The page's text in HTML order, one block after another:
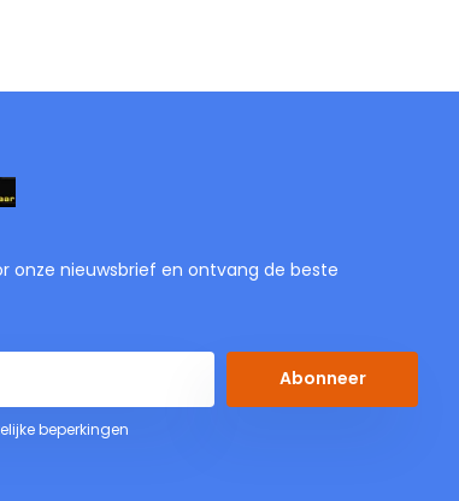
onze nieuwsbrief en ontvang de beste
Abonneer
beperkingen